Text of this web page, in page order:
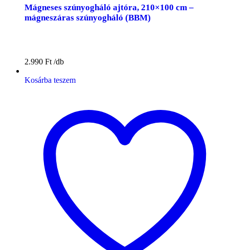
Mágneses szúnyogháló ajtóra, 210×100 cm –
mágneszáras szúnyogháló (BBM)
2.990 Ft
Kosárba teszem